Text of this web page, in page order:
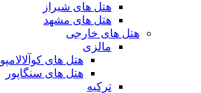
هتل های شیراز
هتل های مشهد
هتل های خارجی
مالزی
هتل های کوآلالامپو
هتل های سنگاپور
ترکیه